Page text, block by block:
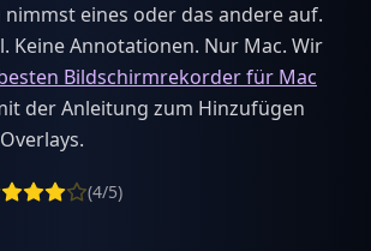
eines oder das andere auf.
Keine Annotationen. Nur Mac. Wir
Bildschirmrekorder für Mac
der Anleitung zum Hinzufügen
(4/5)